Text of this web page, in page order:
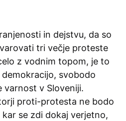
in dejstvu, da so
tri večje proteste
z vodnim topom, je to
svobodo
varnost v Sloveniji.
proti-protesta ne bodo
se zdi dokaj verjetno,